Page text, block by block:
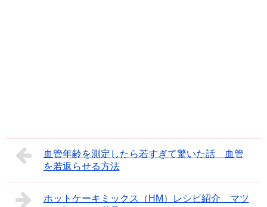
血管年齢を測定したら若すぎて驚いた話 血管
を若返らせる方法
ホットケーキミックス（HM）レシピ紹介 マツ